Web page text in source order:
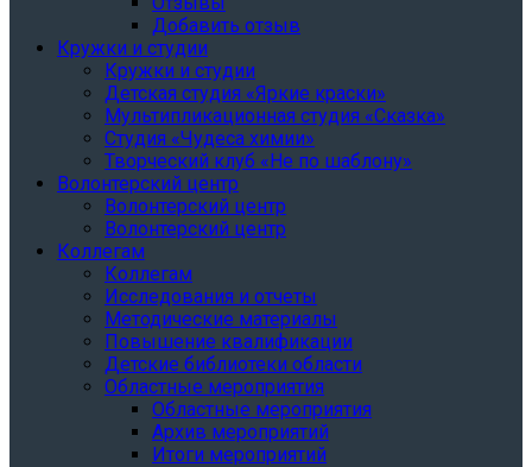
Добавить отзыв
Кружки и студии
Кружки и студии
Детская студия «Яркие краски»
Мультипликационная студия «Сказка»
Студия «Чудеса химии»
Творческий клуб «Не по шаблону»
Волонтерский центр
Волонтерский центр
Волонтерский центр
Коллегам
Коллегам
Исследования и отчеты
Методические материалы
Повышение квалификации
Детские библиотеки области
Областные мероприятия
Областные мероприятия
Архив мероприятий
Итоги мероприятий